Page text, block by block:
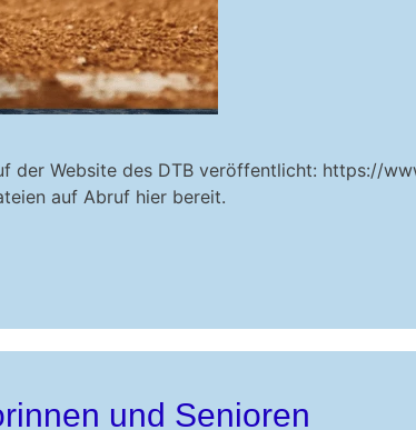
der Website des DTB veröffentlicht: https://
auf Abruf hier bereit.
und Senioren